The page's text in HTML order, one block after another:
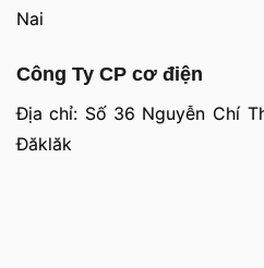
Nai
Công Ty CP cơ điện
Địa chỉ: Số 36 Nguyễn Chí
Đăklăk